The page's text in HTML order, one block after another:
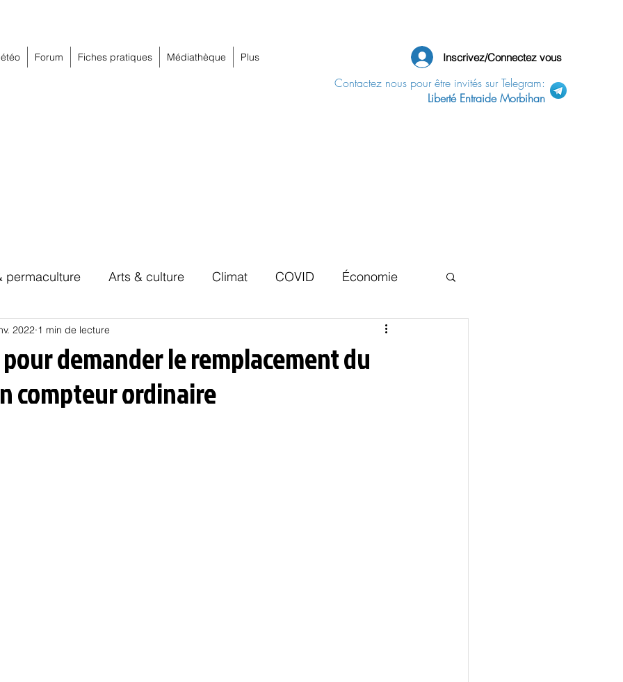
Forum Fiches pratiques Médiathèque Plus Inscrivez/Connectez vous
Contactez nous pour être invités sur Telegram:
Liberté Entraide Morbihan
permaculture Arts & culture Climat COVID Économie
Habitat Hors piste Local
Psychologie Résilience
demander le remplacement du
compteur ordinaire
2022 1 min de lecture